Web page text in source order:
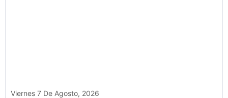
Viernes 7 De Agosto, 2026